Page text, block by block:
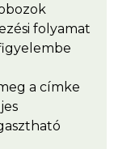
folyamat
a címke